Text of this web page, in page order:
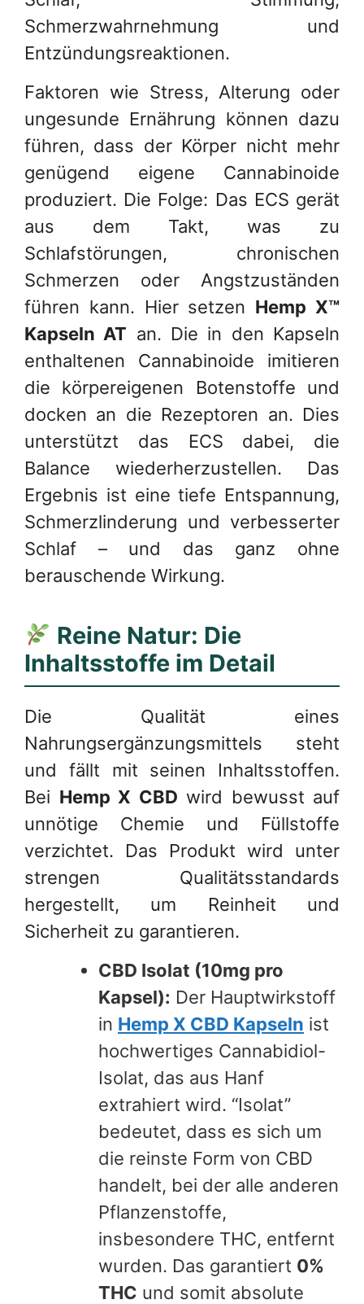
Schmerzwahrnehmung und
Entzündungsreaktionen.
Faktoren wie Stress, Alterung oder
ungesunde Ernährung können dazu
führen, dass der Körper nicht mehr
genügend eigene Cannabinoide
produziert. Die Folge: Das ECS gerät
aus dem Takt, was zu
Schlafstörungen, chronischen
Schmerzen oder Angstzuständen
führen kann. Hier setzen Hemp X™
Kapseln AT an. Die in den Kapseln
enthaltenen Cannabinoide imitieren
die körpereigenen Botenstoffe und
docken an die Rezeptoren an. Dies
unterstützt das ECS dabei, die
Balance wiederherzustellen. Das
Ergebnis ist eine tiefe Entspannung,
Schmerzlinderung und verbesserter
Schlaf – und das ganz ohne
berauschende Wirkung.
Reine Natur: Die
Inhaltsstoffe im Detail
Die Qualität eines
Nahrungsergänzungsmittels steht
und fällt mit seinen Inhaltsstoffen.
Bei Hemp X CBD wird bewusst auf
unnötige Chemie und Füllstoffe
verzichtet. Das Produkt wird unter
strengen Qualitätsstandards
hergestellt, um Reinheit und
Sicherheit zu garantieren.
CBD Isolat (10mg pro
Kapsel): Der Hauptwirkstoff
in Hemp X CBD Kapseln ist
hochwertiges Cannabidiol-
Isolat, das aus Hanf
extrahiert wird. “Isolat”
bedeutet, dass es sich um
die reinste Form von CBD
handelt, bei der alle anderen
Pflanzenstoffe,
insbesondere THC, entfernt
wurden. Das garantiert 0%
THC und somit absolute